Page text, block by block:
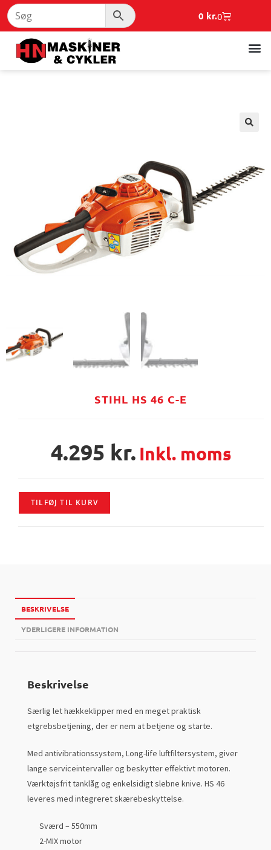
0 kr.0
STIHL HS 46 C-E
4.295 kr. Inkl. moms
TILFØJ TIL KURV
BESKRIVELSE
YDERLIGERE INFORMATION
Beskrivelse
Særlig let hækkeklipper med en meget praktisk
etgrebsbetjening, der er nem at betjene og starte.
Med antivibrationssystem, Long-life luftfiltersystem, giver
lange serviceintervaller og beskytter effektivt motoren.
Værktøjsfrit tanklåg og enkelsidigt slebne knive. HS 46
leveres med integreret skærebeskyttelse.
Sværd – 550mm
2-MIX motor